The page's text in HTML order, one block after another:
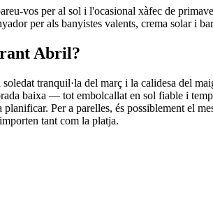
vos per al sol i l'ocasional xàfec de
per als banyistes valents, crema solar i
Abril?
tranquil·la del març i la calidesa del
baixa — tot embolcallat en sol fiable i
Per a parelles, és possiblement el
tant com la platja.